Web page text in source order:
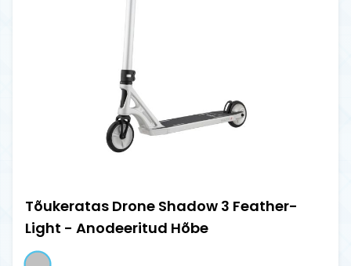
Tõukeratas Drone Shadow 3 Feather-
Light - Anodeeritud Hõbe